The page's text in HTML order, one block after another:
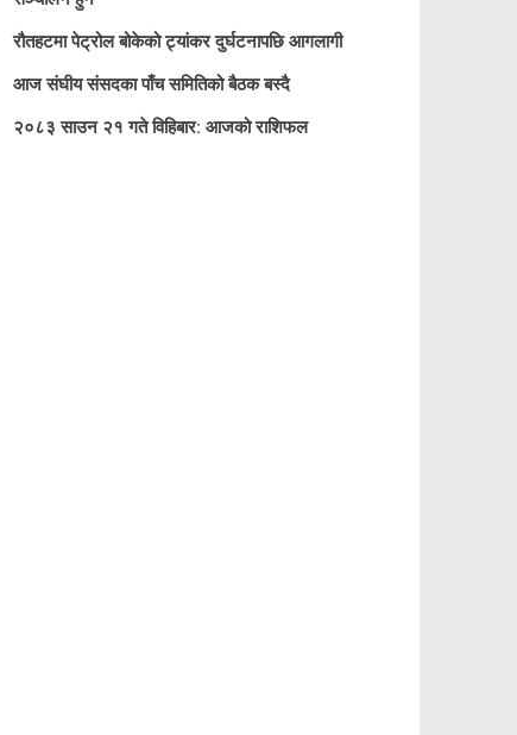
रौतहटमा पेट्रोल बोकेको ट्यांकर दुर्घटनापछि आगलागी
आज संघीय संसदका पाँच समितिको बैठक बस्दै
२०८३ साउन २१ गते विहिबार: आजको राशिफल